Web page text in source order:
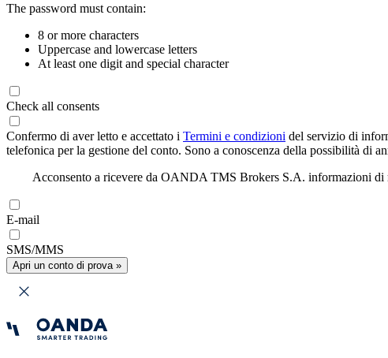
The password must contain:
8 or more characters
Uppercase and lowercase letters
At least one digit and special character
Check all consents
Confermo di aver letto e accettato i Termini e condizioni del servizio di
telefonica per la gestione del conto. Sono a conoscenza della possibilità di
Acconsento a ricevere da OANDA TMS Brokers S.A. informazioni di
E-mail
SMS/MMS
Apri un conto di prova »